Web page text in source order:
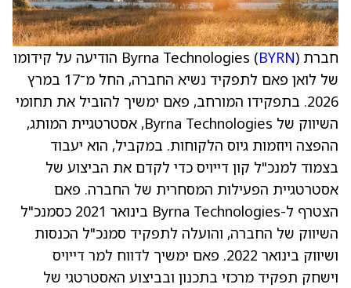
חברת Byrna Technologies ( BYRN
) הודיעה על קידומו
של לואן פאם לתפקיד נשיא החברה, החל מ־17 במרץ
2026. בתפקידו המורחב, פאם ימשיך להוביל את תחומי
השיווק של Byrna Technologies, אסטרטגיית המותג,
ההפצה ויוזמות גיוס הלקוחות. במקביל, הוא יעבוד
בצמוד למנכ"ל קון דייויס כדי לקדם את הביצוע של
אסטרטגיית הפעילות המסחרית של החברה. פאם
הצטרף ל-Byrna Technologies בינואר 2021 כסמנכ"ל
השיווק של החברה, והועלה לתפקיד סמנכ"ל הכנסות
ושיווק בינואר 2022. פאם ימשיך לדווח למר דייויס
וישחק תפקיד מרכזי בתכנון ובביצוע האסטרטגי של